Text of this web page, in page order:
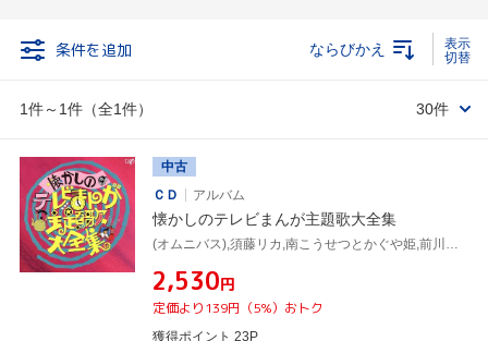
条件を追加
1件～1件（全1件）
ならびかえ
30件
中古
ＣＤ
アルバム
懐かしのテレビまんが主題歌大全集
¥2,530円
定価より139円（5%）おトク
獲得ポイント 23P